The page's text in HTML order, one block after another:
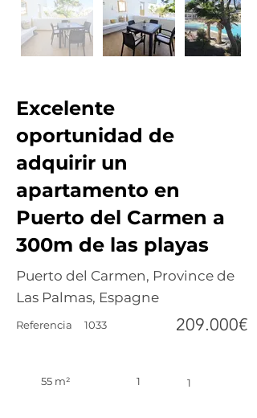
Excelente
oportunidad de
adquirir un
apartamento en
Puerto del Carmen a
300m de las playas
Puerto del Carmen, Province de
Las Palmas, Espagne
Referencia 1033 209.000€
55 m² 1 1